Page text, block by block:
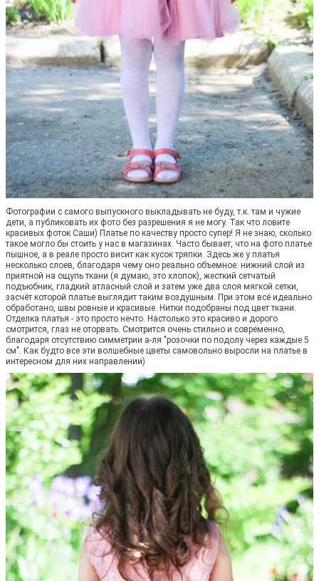
Фотографии с самого выпускного выкладывать не буду, т.к. там и чужие
дети, а публиковать их фото без разрешения я не могу. Так что ловите
красивых фоток Саши) Платье по качеству просто супер! Я не знаю, сколько
такое могло бы стоить у нас в магазинах. Часто бывает, что на фото платье
пышное, а в реале просто висит как кусок тряпки. Здесь же у платья
несколько слоев, благодаря чему оно реально объемное: нижний слой из
приятной на ощупь ткани (я думаю, это хлопок), жесткий сетчатый
подъюбник, гладкий атласный слой и затем уже два слоя мягкой сетки,
засчёт которой платье выглядит таким воздушным. При этом всё идеально
обработано, швы ровные и красивые. Нитки подобраны под цвет ткани.
Отделка платья - это просто нечто. Настолько это красиво и дорого
смотрится, глаз не оторвать. Смотрится очень стильно и современно,
благодаря отсутствию симметрии а-ля "розочки по подолу через каждые 5
см". Как будто все эти волшебные цветы самовольно выросли на платье в
интересном для них направлении)